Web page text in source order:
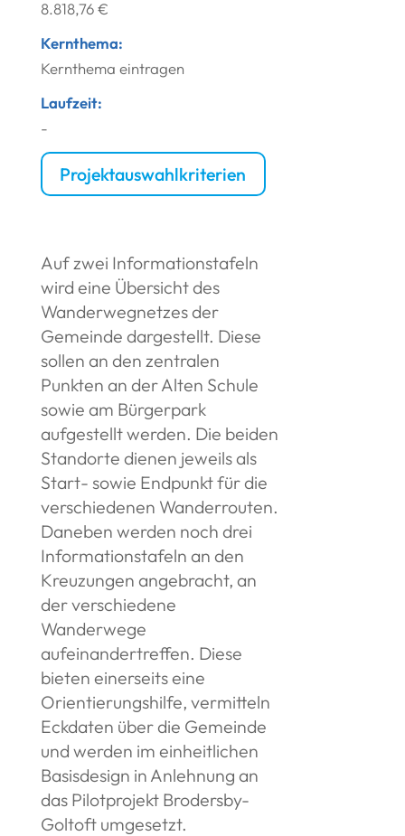
8.818,76 €
Kernthema:
Kernthema eintragen
Laufzeit:
-
Projektauswahlkriterien
Auf zwei Informationstafeln
wird eine Übersicht des
Wanderwegnetzes der
Gemeinde dargestellt. Diese
sollen an den zentralen
Punkten an der Alten Schule
sowie am Bürgerpark
aufgestellt werden. Die beiden
Standorte dienen jeweils als
Start- sowie Endpunkt für die
verschiedenen Wanderrouten.
Daneben werden noch drei
Informationstafeln an den
Kreuzungen angebracht, an
der verschiedene
Wanderwege
aufeinandertreffen. Diese
bieten einerseits eine
Orientierungshilfe, vermitteln
Eckdaten über die Gemeinde
und werden im einheitlichen
Basisdesign in Anlehnung an
das Pilotprojekt Brodersby-
Goltoft umgesetzt.